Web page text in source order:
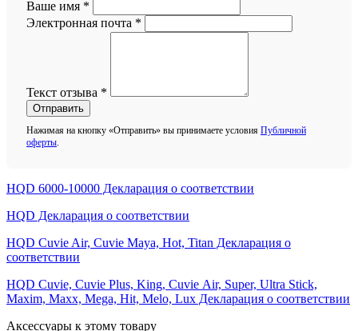
Ваше имя *
Электронная почта *
Текст отзыва *
Отправить
Нажимая на кнопку «Отправить» вы принимаете условия Публичной
оферты.
HQD 6000-10000 Декларация о соответствии
HQD Декларация о соответствии
HQD Cuvie Air, Cuvie Maya, Hot, Titan Декларация о
соответствии
HQD Cuvie, Cuvie Plus, King, Cuvie Аir, Super, Ultra Stick,
Maxim, Махх, Mega, Hit, Меlо, Lux Декларация о соответствии
Аксессуары к этому товару